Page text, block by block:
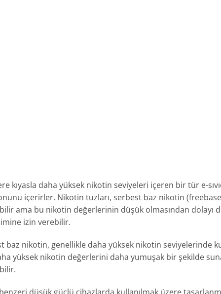
kıyasla daha yüksek nikotin seviyeleri içeren bir tür e-
içerirler. Nikotin tuzları, serbest baz nikotin
ama bu nikotin değerlerinin düşük olmasından dolayı
izin verebilir.
baz nikotin, genellikle daha yüksek nikotin seviyelerinde
yüksek nikotin değerlerini daha yumuşak bir şekilde